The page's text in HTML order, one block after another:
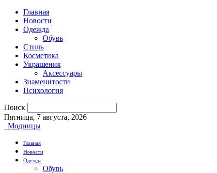
Главная
Новости
Одежда
Обувь
Стиль
Косметика
Украшения
Аксессуары
Знаменитости
Психология
Поиск
Пятница, 7 августа, 2026
Модницы
Главная
Новости
Одежда
Обувь